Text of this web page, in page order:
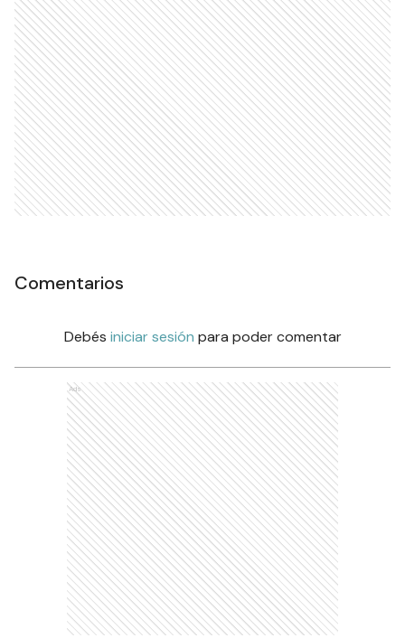
Comentarios
Debés iniciar sesión para poder comentar
Ads